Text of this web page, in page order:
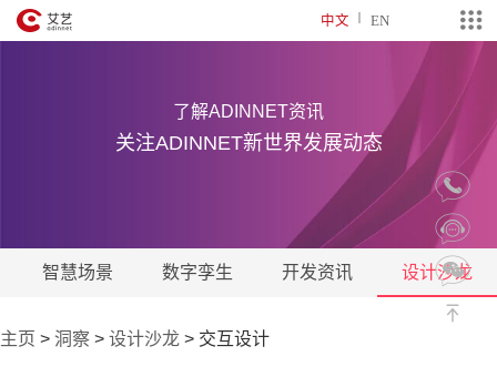
中文 EN
了解ADINNET资讯
关注ADINNET新世界发展动态
智慧场景 数字孪生 开发资讯 设计沙龙
主页 > 洞察 > 设计沙龙 > 交互设计